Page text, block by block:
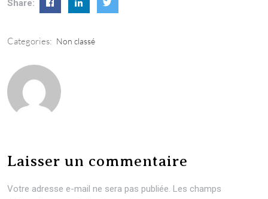
Share:
Categories: Non classé
Laisser un commentaire
Votre adresse e-mail ne sera pas publiée. Les champs